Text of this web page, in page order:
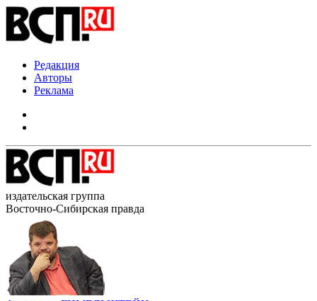
Редакция
Авторы
Реклама
издательская группа
Восточно-Сибирская правда